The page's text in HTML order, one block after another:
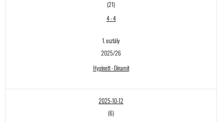
(21)
4-4
1. osztály
2025/26
Hyginett - Dinamit
2025-10-12
(6)